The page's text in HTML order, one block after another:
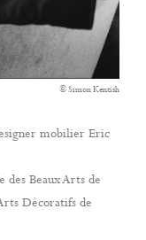
© Simon Kentish
mobilier Eric
des Beaux Arts de
Décoratifs de